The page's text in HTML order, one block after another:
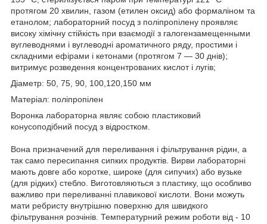
протягом 20 хвилин, газом (етилен оксид) або формаліном та
етанолом; лабораторний посуд з поліпропілену проявляє
високу хімічну стійкість при взаємодії з галогензамещенными
вуглеводнями і вуглеводні ароматичного ряду, простими і
складними ефірами і кетонами (протягом 7 — 30 днів);
витримує розведення концентрованих кислот і лугів;
Діаметр: 50, 75, 90, 100,120,150 мм
Матеріал: поліпропілен
Воронка лабораторна являє собою пластиковий
конусоподібний посуд з відростком.
Вона призначений для переливання і фільтрування рідин, а
так само пересипання сипких продуктів. Вирви лабораторні
мають довге або коротке, широке (для сипучих) або вузьке
(для рідких) стебло. Виготовляються з пластику, що особливо
важливо при переливанні плавикової кислоти. Вони можуть
мати ребристу внутрішню поверхню для швидкого
фільтрування розчінів. Температурний режим роботи від - 10